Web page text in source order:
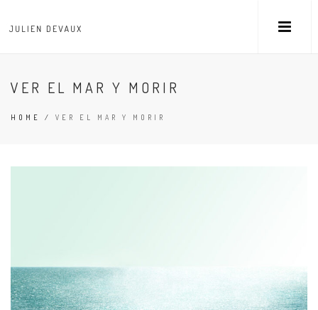
VER EL MAR Y MORIR
HOME / VER EL MAR Y MORIR